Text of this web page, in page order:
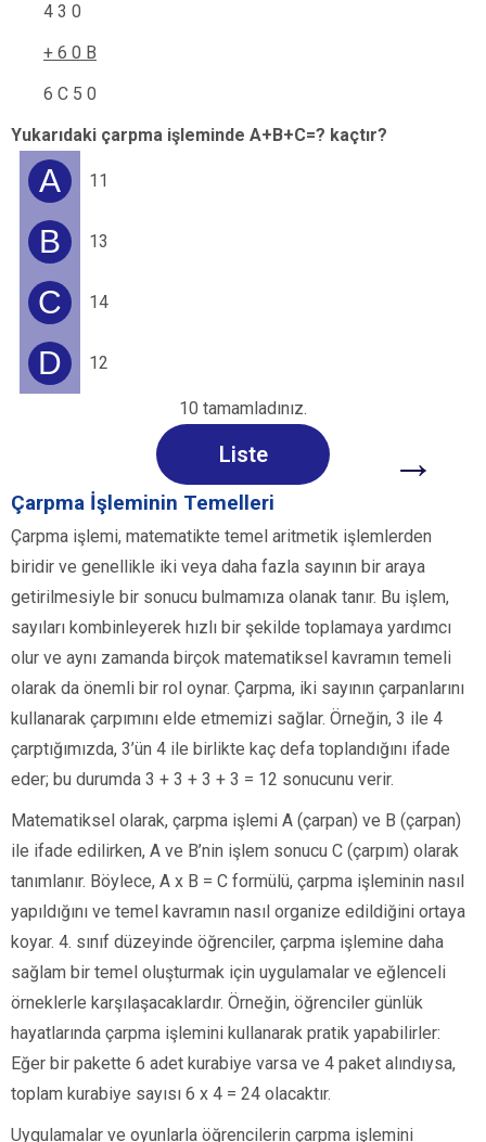
4 3 0
+ 6 0 B
6 C 5 0
Yukarıdaki çarpma işleminde A+B+C=? kaçtır?
A 11
B 13
C 14
D 12
10 tamamladınız.
Liste →
Çarpma İşleminin Temelleri
Çarpma işlemi, matematikte temel aritmetik işlemlerden
biridir ve genellikle iki veya daha fazla sayının bir araya
getirilmesiyle bir sonucu bulmamıza olanak tanır. Bu işlem,
sayıları kombinleyerek hızlı bir şekilde toplamaya yardımcı
olur ve aynı zamanda birçok matematiksel kavramın temeli
olarak da önemli bir rol oynar. Çarpma, iki sayının çarpanlarını
kullanarak çarpımını elde etmemizi sağlar. Örneğin, 3 ile 4
çarptığımızda, 3’ün 4 ile birlikte kaç defa toplandığını ifade
eder; bu durumda 3 + 3 + 3 + 3 = 12 sonucunu verir.
Matematiksel olarak, çarpma işlemi A (çarpan) ve B (çarpan)
ile ifade edilirken, A ve B’nin işlem sonucu C (çarpım) olarak
tanımlanır. Böylece, A x B = C formülü, çarpma işleminin nasıl
yapıldığını ve temel kavramın nasıl organize edildiğini ortaya
koyar. 4. sınıf düzeyinde öğrenciler, çarpma işlemine daha
sağlam bir temel oluşturmak için uygulamalar ve eğlenceli
örneklerle karşılaşacaklardır. Örneğin, öğrenciler günlük
hayatlarında çarpma işlemini kullanarak pratik yapabilirler:
Eğer bir pakette 6 adet kurabiye varsa ve 4 paket alındıysa,
toplam kurabiye sayısı 6 x 4 = 24 olacaktır.
Uygulamalar ve oyunlarla öğrencilerin çarpma işlemini